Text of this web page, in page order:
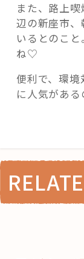
また、路上
辺の新座市
いるとのこ
ね♡
便利で、環
に人気がある